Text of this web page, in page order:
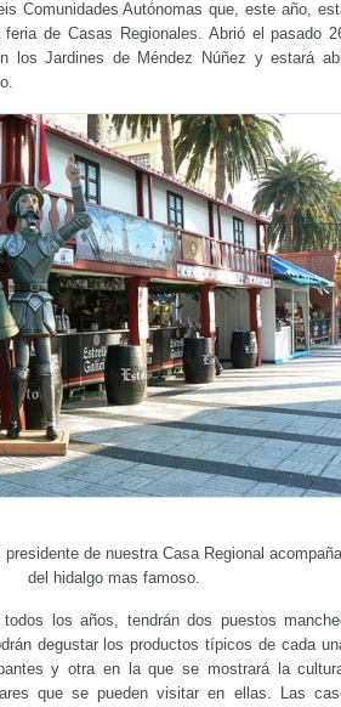
Comunidades Autónomas que, este año,
feria de Casas Regionales. Abrió el pasado
los Jardines de Méndez Núñez y estará
de nuestra Casa Regional
del hidalgo mas famoso.
los años, tendrán dos puestos
degustar los productos típicos de cada
y otra en la que se mostrará la
que se pueden visitar en ellas. Las